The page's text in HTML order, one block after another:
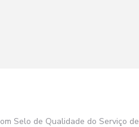
Selo de Qualidade do Serviço de